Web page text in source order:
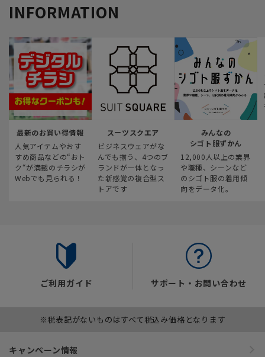
INFORMATION
最新のお買い得情報
人気アイテムやおす
すめ商品などの“おト
ク“が満載のチラシが
Webでも見られる！
スーツスクエア
ビジネスウェアがな
んでも揃う、4つのブ
ランドが一体となっ
た新感覚の複合型ス
トアです
みんなの
シゴト服ずかん
12,000人以上の業界
や職種、シーンなど
のシゴト服の着用傾
向をデータ化。
ご利用ガイド サポート・お問い合わせ
※税表記がないものはすべて税込み価格となります
キャンペーン情報